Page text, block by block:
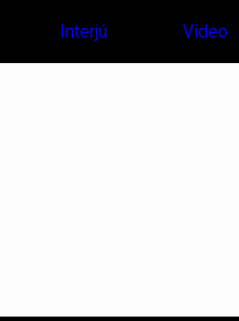
Interjú Video